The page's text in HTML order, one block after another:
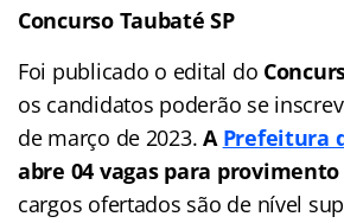
Concurso Taubaté SP
Foi publicado o edital do
os candidatos poderão se
de março de 2023.A Prefeitura
abre 04 vagas para
cargos ofertados são de nível